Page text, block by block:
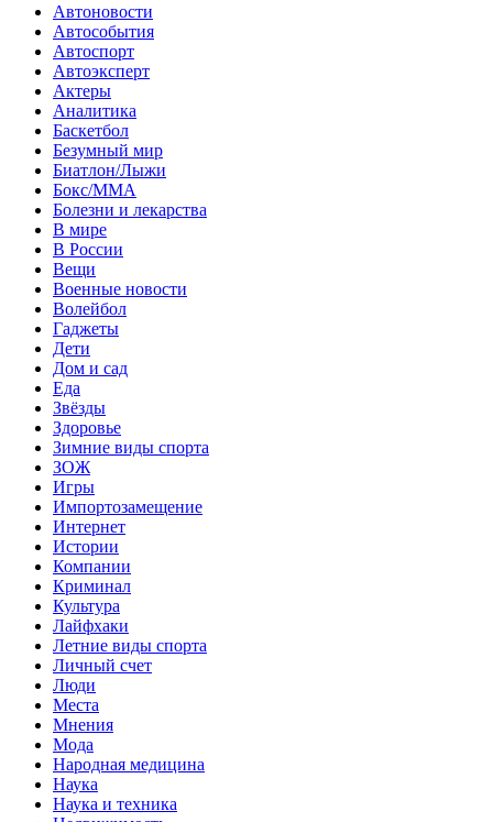
Автоновости
Автособытия
Автоспорт
Автоэксперт
Актеры
Аналитика
Баскетбол
Безумный мир
Биатлон/Лыжи
Бокс/MMA
Болезни и лекарства
В мире
В России
Вещи
Военные новости
Волейбол
Гаджеты
Дети
Дом и сад
Еда
Звёзды
Здоровье
Зимние виды спорта
ЗОЖ
Игры
Импортозамещение
Интернет
Истории
Компании
Криминал
Культура
Лайфхаки
Летние виды спорта
Личный счет
Люди
Места
Мнения
Мода
Народная медицина
Наука
Наука и техника